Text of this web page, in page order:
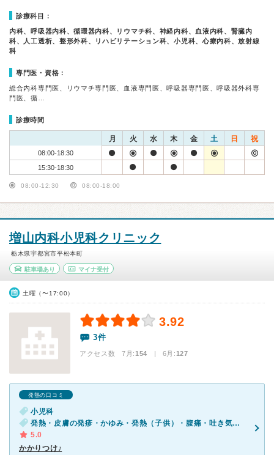
診療科目：
内科、呼吸器内科、循環器内科、リウマチ科、神経内科、血液内科、腎臓内
科、人工透析、整形外科、リハビリテーション科、小児科、心療内科、放射線
科
専門医・資格：
総合内科専門医、リウマチ専門医、血液専門医、呼吸器専門医、呼吸器外科専
門医、循…
診療時間
月 火 水 木 金 土 日 祝
08:00-18:30
15:30-18:30
08:00-12:30 08:00-18:00
増山内科小児科クリニック
栃木県宇都宮市平松本町
駐車場あり マイナ受付
土曜（〜17:00）
3.92
3件
アクセス数 7月:154 | 6月:127
発熱の口コミ
小児科
発熱・皮膚の発疹・かゆみ・発熱（子供）・腹痛・吐き気・嘔吐（子供）
5.0
かかりつけ♪